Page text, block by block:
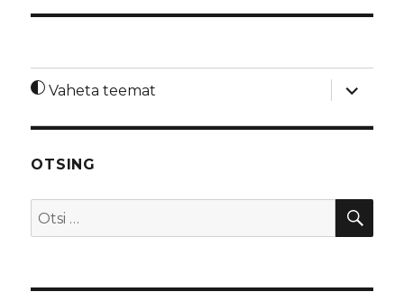
Vaheta teemat
laienda
OTSING
Otsi: